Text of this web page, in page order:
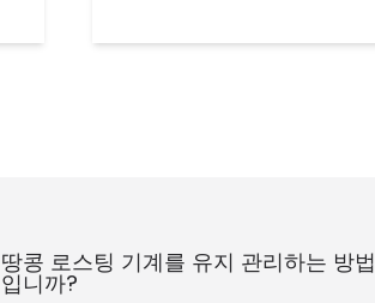
콩 로스팅 기계를 유지 관리하는 방법
니까?